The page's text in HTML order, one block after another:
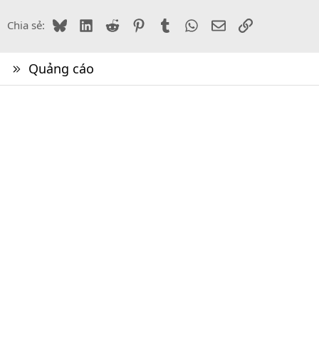
Chia sẻ: BlueskyLinkedIn
Reddit PinterestTumblr WhatsApp
EmailLink
Quảng cáo